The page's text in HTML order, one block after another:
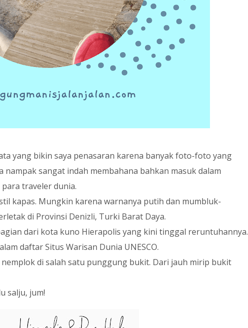
yang bikin saya penasaran karena banyak foto-foto yang
sangat indah membahana bahkan masuk dalam
traveler dunia.
kapas. Mungkin karena warnanya putih dan mumbluk-
di Provinsi Denizli, Turki Barat Daya.
dari kota kuno Hierapolis yang kini tinggal reruntuhannya.
daftar Situs Warisan Dunia UNESCO.
di salah satu punggung bukit. Dari jauh mirip bukit
salju, jum!